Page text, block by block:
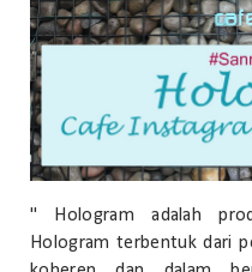
" Hologram adalah
Hologram terbentuk dari